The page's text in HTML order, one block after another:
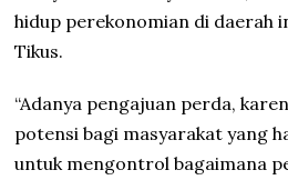
hidup perekonomian di daerah
Tikus.
“Adanya pengajuan perda,
potensi bagi masyarakat yang
untuk mengontrol bagaimana